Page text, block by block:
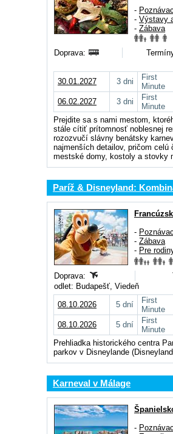
-
- Výstavy
- Zábava
Doprava:
30.01.2027 3 dni
First
Minute
06.02.2027 3 dni
First
Minute
Prejdite sa s nami mestom,
stále cítiť prítomnosť noblesnej
rozozvučí slávny benátsky
najmenších detailov, pričom celú
mestské domy, kostoly a stovky
Paríž & Disneyland:
-
- Zábava
- Pre
Doprava:
odlet: Budapešť, Viedeň
08.10.2026
5 dní
First
Minute
08.10.2026 5 dní
First
Minute
Prehliadka historického centra
parkov v Disneylande
Karneval v Málage
-